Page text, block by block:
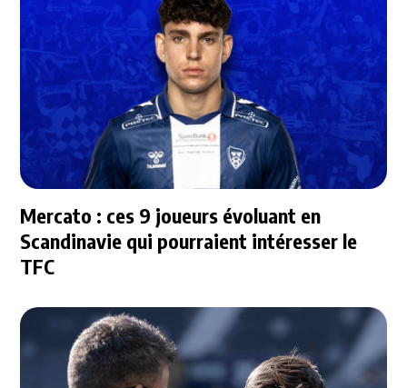
Mercato : ces 9 joueurs évoluant en
Scandinavie qui pourraient intéresser le
TFC